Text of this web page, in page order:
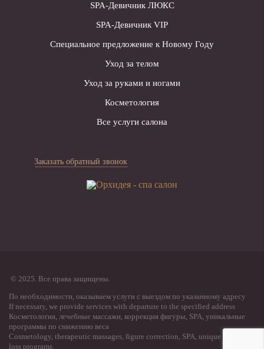
SPA-Девичник ЛЮКС
SPA-Девичник VIP
Специальное предложение к Новому Году
Уход за телом
Уход за руками и ногами
Косметология
Все услуги салона
Заказать обратный звонок
© 2025. Все права защищены.
По необходимости, оказываем услуги с выездом по указанному адресу
If necessary, we provide services with departure to the specified address
Косметология, лечебные массажи, коррекция фигуры, SPA, уникальные
программы по снижению веса
Cosmetology, therapeutic massages, figure correction, SPA, unique weight
loss programs